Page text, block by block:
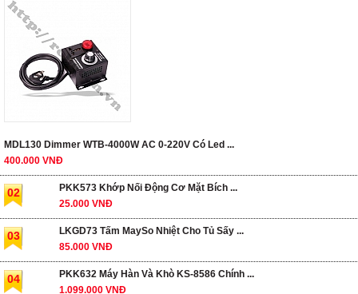
MDL130 Dimmer WTB-4000W AC 0-220V Có Led ...
400.000 VNĐ
02
PKK573 Khớp Nối Động Cơ Mặt Bích ...
25.000 VNĐ
03
LKGD73 Tấm MaySo Nhiệt Cho Tủ Sấy ...
85.000 VNĐ
04
PKK632 Máy Hàn Và Khò KS-8586 Chính ...
1.099.000 VNĐ